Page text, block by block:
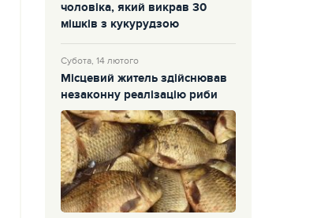
чоловіка, який викрав 30
мішків з кукурудзою
Субота, 14 лютого
Місцевий житель здійснював
незаконну реалізацію риби